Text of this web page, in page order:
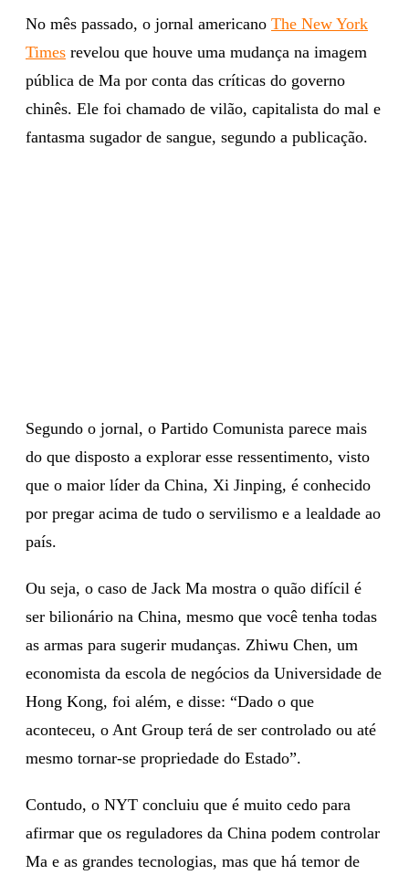
No mês passado, o jornal americano The New York
Times revelou que houve uma mudança na imagem
pública de Ma por conta das críticas do governo
chinês. Ele foi chamado de vilão, capitalista do mal e
fantasma sugador de sangue, segundo a publicação.
Segundo o jornal, o Partido Comunista parece mais
do que disposto a explorar esse ressentimento, visto
que o maior líder da China, Xi Jinping, é conhecido
por pregar acima de tudo o servilismo e a lealdade ao
país.
Ou seja, o caso de Jack Ma mostra o quão difícil é
ser bilionário na China, mesmo que você tenha todas
as armas para sugerir mudanças. Zhiwu Chen, um
economista da escola de negócios da Universidade de
Hong Kong, foi além, e disse: “Dado o que
aconteceu, o Ant Group terá de ser controlado ou até
mesmo tornar-se propriedade do Estado”.
Contudo, o NYT concluiu que é muito cedo para
afirmar que os reguladores da China podem controlar
Ma e as grandes tecnologias, mas que há temor de